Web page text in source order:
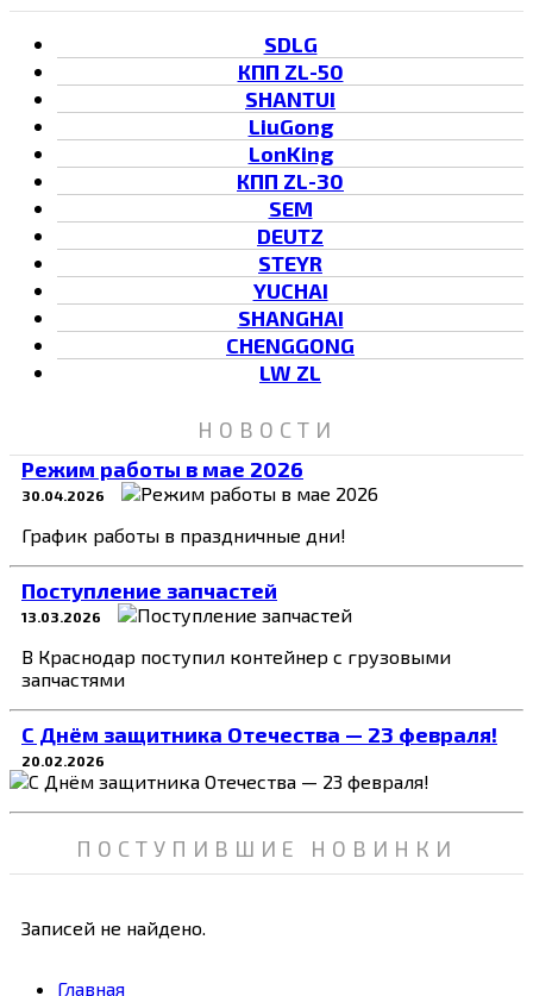
SDLG
КПП ZL-50
SHANTUI
LiuGong
LonKing
КПП ZL-30
SEM
DEUTZ
STEYR
YUCHAI
SHANGHAI
CHENGGONG
LW ZL
НОВОСТИ
Режим работы в мае 2026
30.04.2026
График работы в праздничные дни!
Поступление запчастей
13.03.2026
В Краснодар поступил контейнер с грузовыми
запчастями
C Днём защитника Отечества — 23 февраля!
20.02.2026
ПОСТУПИВШИЕ НОВИНКИ
Записей не найдено.
Главная